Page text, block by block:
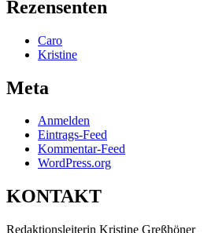
Rezensenten
Caro
Kristine
Meta
Anmelden
Eintrags-Feed
Kommentar-Feed
WordPress.org
KONTAKT
Redaktionsleiterin Kristine Greßhöner